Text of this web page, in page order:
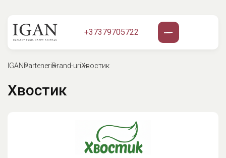
+37379705722
IGANParteneriBrand-uriХвостик
Хвостик